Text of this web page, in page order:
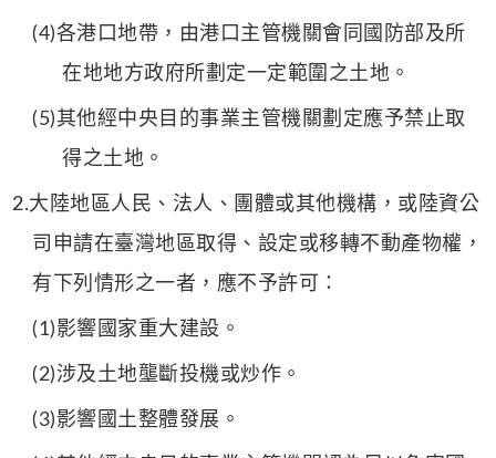
(4)各港口地帶，由港口主管機關會同國防部及所
在地地方政府所劃定一定範圍之土地。
(5)其他經中央目的事業主管機關劃定應予禁止取
得之土地。
2.大陸地區人民、法人、團體或其他機構，或陸資公
司申請在臺灣地區取得、設定或移轉不動產物權，
有下列情形之一者，應不予許可：
(1)影響國家重大建設。
(2)涉及土地壟斷投機或炒作。
(3)影響國土整體發展。